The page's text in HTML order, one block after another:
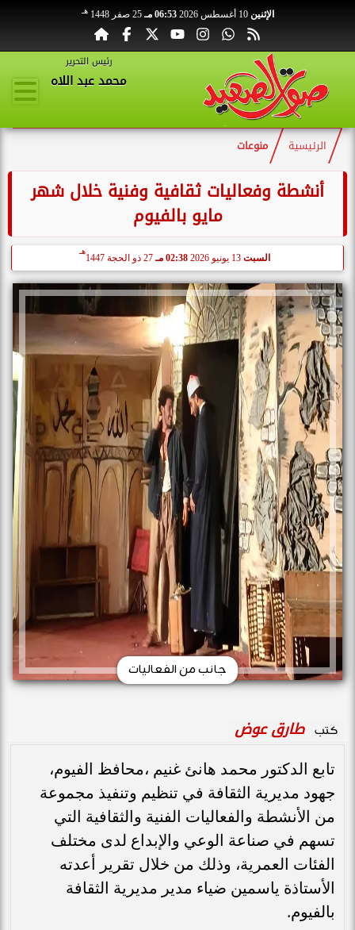
الإثنين 10 أغسطس 2026 06:53 مـ 25 صفر 1448 هـ
رئيس التحرير
محمد عبد اللاه
الرئيسية منوعات
أنشطة وفعاليات ثقافية وفنية خلال شهر
مايو بالفيوم
السبت 13 يونيو 2026 02:38 مـ 27 ذو الحجة 1447
هـ
جانب من الفعاليات
كتب طارق عوض
تابع الدكتور محمد هانئ غنيم ،محافظ الفيوم،
جهود مديرية الثقافة في تنظيم وتنفيذ مجموعة
من الأنشطة والفعاليات الفنية والثقافية التي
تسهم في صناعة الوعي والإبداع لدى مختلف
الفئات العمرية، وذلك من خلال تقرير أعدته
الأستاذة ياسمين ضياء مدير مديرية الثقافة
بالفيوم.